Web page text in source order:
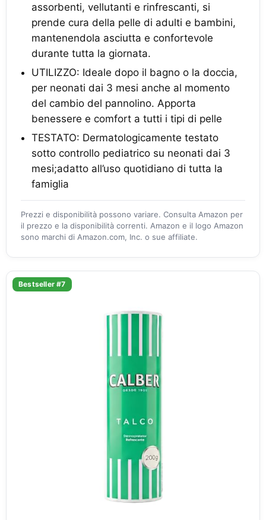
assorbenti, vellutanti e rinfrescanti, si
prende cura della pelle di adulti e bambini,
mantenendola asciutta e confortevole
durante tutta la giornata.
UTILIZZO: Ideale dopo il bagno o la doccia,
per neonati dai 3 mesi anche al momento
del cambio del pannolino. Apporta
benessere e comfort a tutti i tipi di pelle
TESTATO: Dermatologicamente testato
sotto controllo pediatrico su neonati dai 3
mesi;adatto all’uso quotidiano di tutta la
famiglia
Prezzi e disponibilità possono variare. Consulta Amazon per
il prezzo e la disponibilità correnti. Amazon e il logo Amazon
sono marchi di Amazon.com, Inc. o sue affiliate.
Bestseller #7